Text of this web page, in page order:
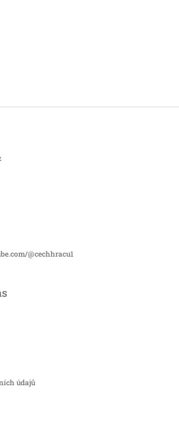
@cechhracu1
údajů